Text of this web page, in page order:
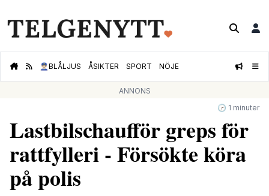
👮🏻‍♂️BLÅLJUS ÅSIKTER SPORT NÖJE
ANNONS
🕝 1 minuter
Lastbilschaufför greps för
rattfylleri - Försökte köra
på polis